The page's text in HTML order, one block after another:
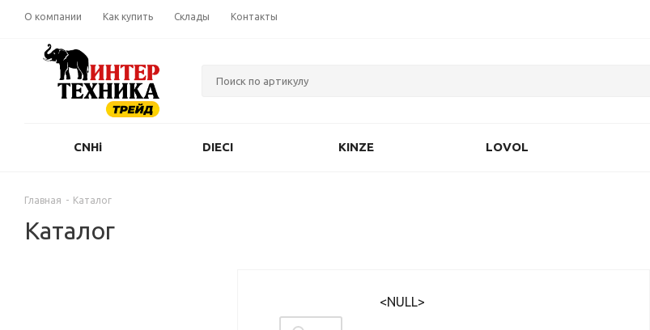
О компании Как купить Склады Контакты
CNHi DIECI KINZE LOVOL
Главная - Каталог
Каталог
<NULL>